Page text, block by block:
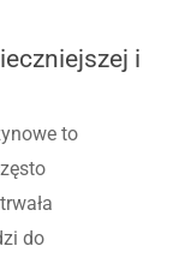
i
to
do